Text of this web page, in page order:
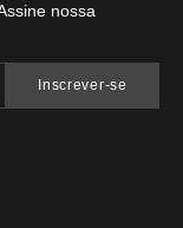
nossa
Inscrever-se